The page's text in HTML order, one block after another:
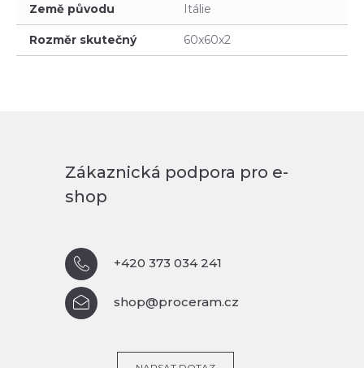
Země původu Itálie
Rozměr skutečný 60x60x2
Zákaznická podpora pro e-
shop
+420 373 034 241
shop@proceram.cz